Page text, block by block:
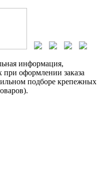
информация,
при оформлении заказа
подборе крепежных